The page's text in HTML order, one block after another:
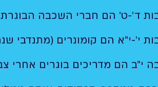
ד'-ט' הם חברי השכבה הבוגרת
י'-י"א הם קומונרים (מתנדבי
י"ב הם מדריכים בוגרים אחרי